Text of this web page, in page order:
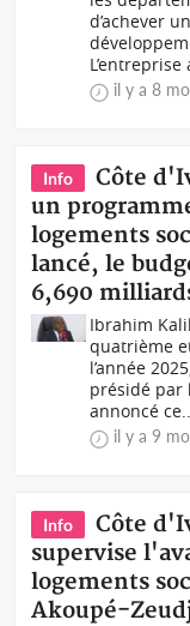
d’achever
L’entreprise
il y a 8
Info
Côte
un
logements
lancé, le
6,690
Ibrahim
quatrième
l’année
présidé par
annoncé
il y a 9
Info
Côte
supervise
logements
Akoupé-